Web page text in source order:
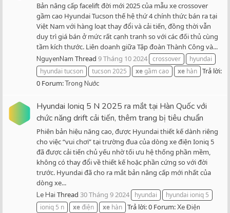
Bản nâng cấp facelift đời mới 2025 của mẫu xe crossover
gầm cao Hyundai Tucson thế hệ thứ 4 chính thức bán ra tại
Việt Nam với hàng loạt thay đổi và cải tiến, đồng thời vẫn
duy trì giá bán ở mức rất cạnh tranh so với các đối thủ cùng
tầm kích thước. Liên doanh giữa Tập đoàn Thành Công và...
NguyenNam Thread 9 Tháng 10 2024 crossover
hyundai
hyundai tucson
tucson 2025 xegầm cao xe hàn Trả lời:
0 Forum:Trong Nước
Hyundai Ioniq 5 N 2025 ra mắt tại Hàn Quốc với
chức năng drift cải tiến, thêm trang bị tiêu chuẩn
Phiên bản hiệu năng cao, được Hyundai thiết kế dành riêng
cho việc “vui chơi” tại trường đua của dòng xe điện Ioniq 5
đã được cải tiến chủ yếu nhờ tối ưu hệ thống phần mềm,
không có thay đổi về thiết kế hoặc phần cứng so với đời
trước. Hyundai đã cho ra mắt bản nâng cấp mới nhất của
dòng xe...
Le Hai Thread 30 Tháng 9 2024 hyundai
hyundai ioniq 5
ioniq 5 n
xeđiện xe hàn Trả lời: 0 Forum:Xe Điện